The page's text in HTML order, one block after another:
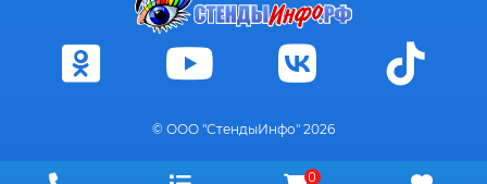
0
© ООО "СтендыИнфо" 2026